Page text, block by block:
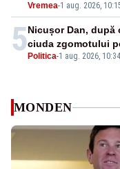
Vremea-1 aug. 2026,
5 Politica-1 aug. 2026, 10:34
Nicușor Dan, după
ciuda zgomotului
MONDEN